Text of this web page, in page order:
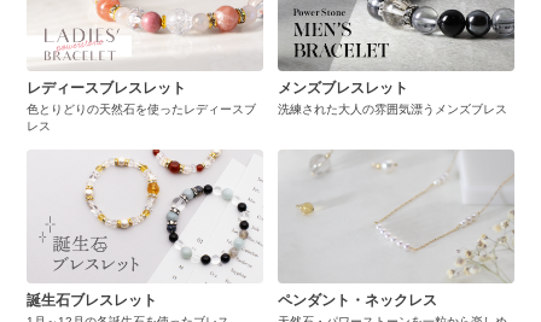
レディースブレスレット
色とりどりの天然石を使ったレディースブ
レス
メンズブレスレット
洗練された大人の雰囲気漂うメンズブレス
誕生石ブレスレット ペンダント・ネックレス